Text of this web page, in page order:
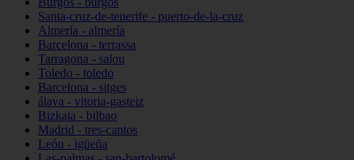
Santa-cruz-de-tenerife - puerto-de-la-cruz
Almería - almería
Barcelona - terrassa
Tarragona - salou
Toledo - toledo
Barcelona - sitges
álava - vitoria-gasteiz
Bizkaia - bilbao
Madrid - tres-cantos
León - igüeña